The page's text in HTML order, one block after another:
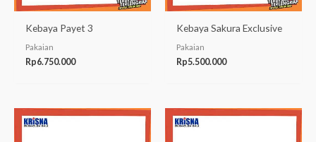
Kebaya Payet 3
Pakaian
Rp6.750.000
Kebaya Sakura Exclusive
Pakaian
Rp5.500.000